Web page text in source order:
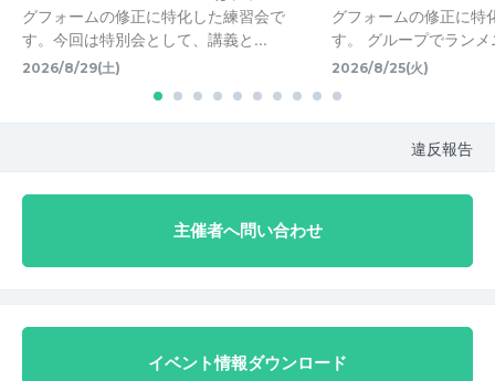
グフォームの修正に特化した練習会で
す。今回は特別会として、講義と...
2026/8/29(土)
グフォームの修正に特
す。 グループでランメ
2026/8/25(火)
違反報告
主催者へ問い合わせ
イベント情報ダウンロード